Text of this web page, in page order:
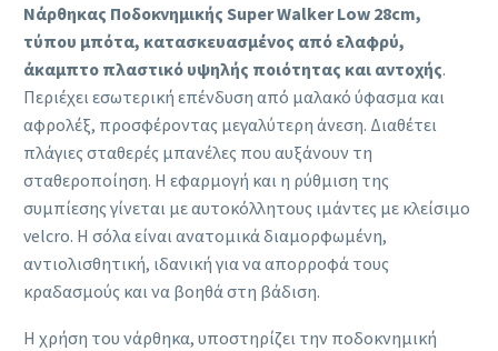
Νάρθηκας Ποδοκνημικής Super Walker Low 28cm,
τύπου μπότα, κατασκευασμένος από ελαφρύ,
άκαμπτο πλαστικό υψηλής ποιότητας και αντοχής.
Περιέχει εσωτερική επένδυση από μαλακό ύφασμα και
αφρολέξ, προσφέροντας μεγαλύτερη άνεση. Διαθέτει
πλάγιες σταθερές μπανέλες που αυξάνουν τη
σταθεροποίηση. Η εφαρμογή και η ρύθμιση της
συμπίεσης γίνεται με αυτοκόλλητους ιμάντες με κλείσιμο
velcro. Η σόλα είναι ανατομικά διαμορφωμένη,
αντιολισθητική, ιδανική για να απορροφά τους
κραδασμούς και να βοηθά στη βάδιση.
Η χρήση του νάρθηκα, υποστηρίζει την ποδοκνημική